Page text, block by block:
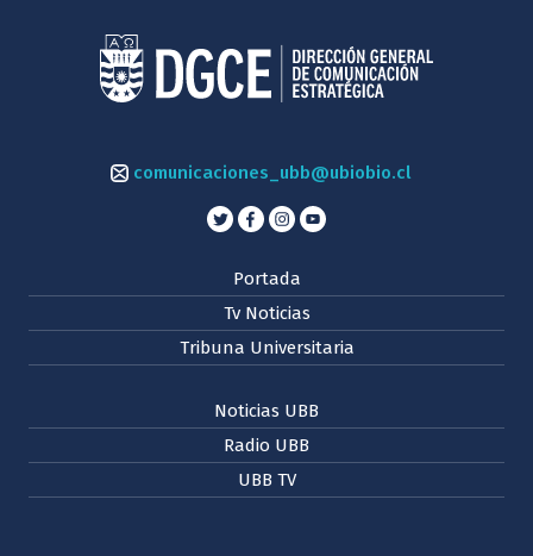
comunicaciones_ubb@ubiobio.cl
Portada
Tv Noticias
Tribuna Universitaria
Noticias UBB
Radio UBB
UBB TV